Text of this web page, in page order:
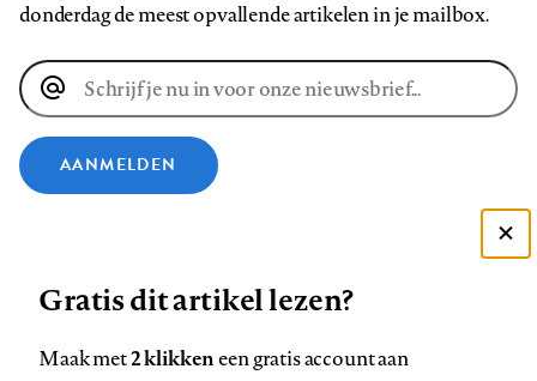
donderdag de meest opvallende artikelen in je mailbox.
E-
mailadres
AANMELDEN
ons
ons
ons
ons
ons
ons
Gratis dit artikel lezen?
Maak met2 klikkeneen gratis account aan
Zie onze cookie policy